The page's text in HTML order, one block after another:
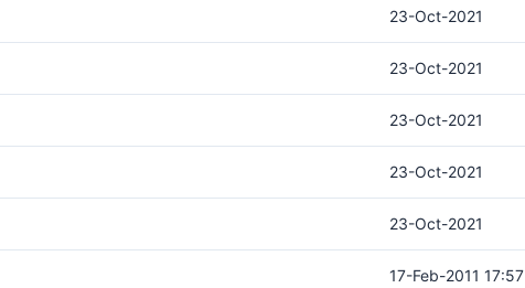
23-Oct-2021
23-Oct-2021
23-Oct-2021
23-Oct-2021
23-Oct-2021
17-Feb-2011 17:57